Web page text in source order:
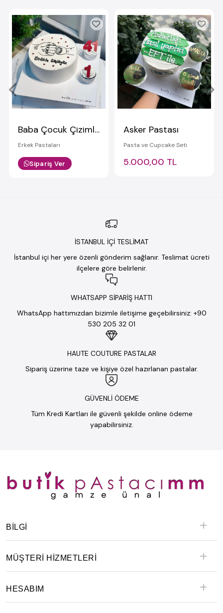
Baba Çocuk Çizimli Yazılı Pasta
Erkek Pastaları
Sipariş Ver
Asker Pastası
Pasta ve Cupcake Seti
5.000,00 TL
İSTANBUL İÇİ TESLİMAT
İstanbul içi her yere özenli gönderim sağlanır. Teslimat ücreti
ilçelere göre belirlenir.
WHATSAPP SİPARİŞ HATTI
WhatsApp hattımızdan bizimle iletişime geçebilirsiniz: +90
530 205 32 01
HAUTE COUTURE PASTALAR
Sipariş üzerine taze ve kişiye özel hazırlanan pastalar.
GÜVENLİ ÖDEME
Tüm Kredi Kartları ile güvenli şekilde online ödeme
yapabilirsiniz.
BILGI
MÜŞTERİ HİZMETLERİ
HESABIM